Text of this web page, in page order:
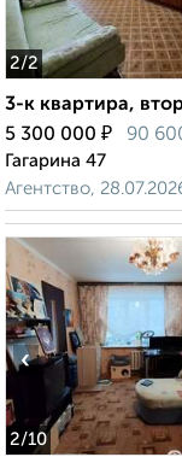
2/2
3-к квартира,
5 300 000 ₽ 90
Гагарина 47
Агентство,
2/10
‹